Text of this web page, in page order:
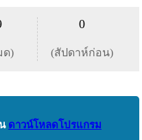
ด)
0
(สัปดาห์ก่อน)
ดาวน์โหลดโปรแกรม